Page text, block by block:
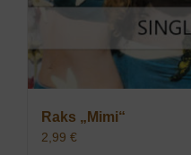
Raks „Mimi“
2,99 €